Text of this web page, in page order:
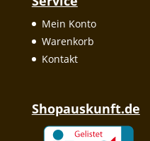
Mein Konto
Warenkorb
Kontakt
Shopauskunft.de